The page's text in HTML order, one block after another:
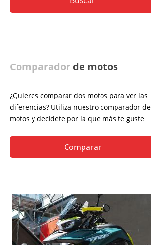
Comparador de motos
¿Quieres comparar dos motos para ver las
diferencias? Utiliza nuestro comparador de
motos y decidete por la que más te guste
Comparar